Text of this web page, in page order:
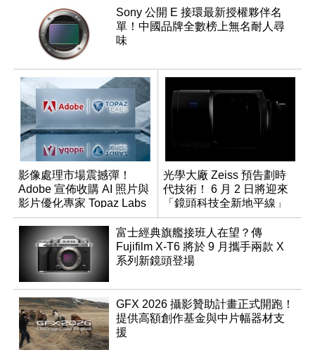
Sony 公開 E 接環最新授權夥伴名
單！中國品牌全數榜上無名耐人尋
味
影像處理市場震撼彈！
Adobe 宣佈收購 AI 照片與
影片優化專家 Topaz Labs
光學大廠 Zeiss 預告劃時
代技術！ 6 月 2 日將迎來
「鏡頭科技全新地平線」
富士經典旗艦接班人在望？傳
Fujifilm X-T6 將於 9 月攜手兩款 X
系列新鏡頭登場
GFX 2026 攝影贊助計畫正式開跑！
提供高額創作基金與中片幅器材支
援